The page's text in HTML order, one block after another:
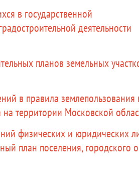
в государственной
деятельности
планов земельных
в правила землепользования
на территории Московской
физических и юридических
план поселения, городского